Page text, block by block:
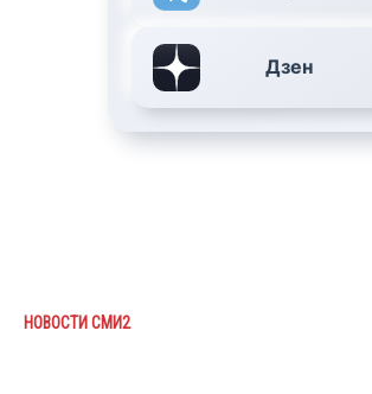
Дзен
НОВОСТИ СМИ2